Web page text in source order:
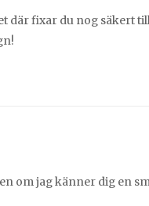
där fixar du nog säkert
om jag känner dig en